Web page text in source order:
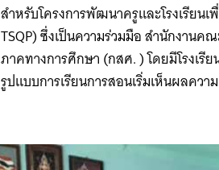
สำหรับ​โครงการพัฒนาครูและโรงเรียน
TSQP) ซึ่งเป็นความร่วมมือ ​สำนักงาน
ภาคทางการศึกษา ​(กสศ. )​ โดยมีโรงเรี
รูปแบบการเรียนการสอนเริ่มเห็นผลควา